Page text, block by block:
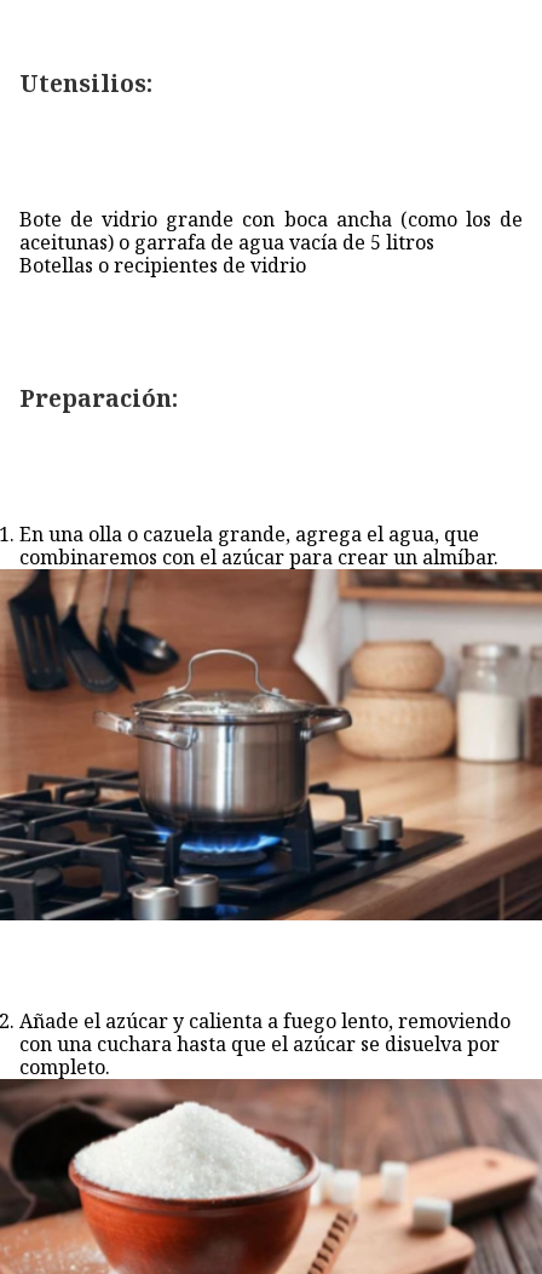
Utensilios:
Bote de vidrio grande con boca ancha (como los de
aceitunas) o garrafa de agua vacía de 5 litros
Botellas o recipientes de vidrio
Preparación:
En una olla o cazuela grande, agrega el agua, que
combinaremos con el azúcar para crear un almíbar.
Añade el azúcar y calienta a fuego lento, removiendo
con una cuchara hasta que el azúcar se disuelva por
completo.